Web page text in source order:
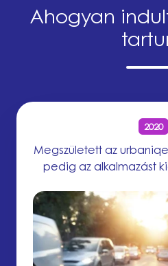
Ahogyan
2020
Megszületett az urbaniqe
pedig az alkalmazást